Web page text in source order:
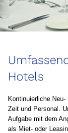
Hotels
Kontinuierliche
Zeit und Personal.
Aufgabe mit dem
als Miet- oder